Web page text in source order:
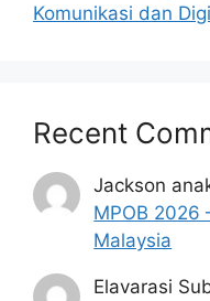
Komunikasi dan
Recent
Jackson
MPOB 2026
Malaysia
Elavarasi